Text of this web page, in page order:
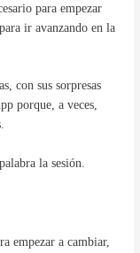
para empezar
ir avanzando en la
con sus sorpresas
porque, a veces,
la sesión.
empezar a cambiar,